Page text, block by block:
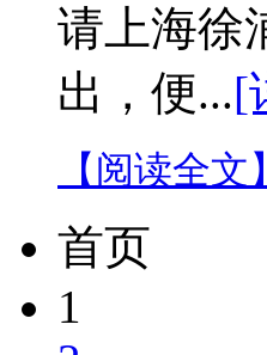
请上海徐
出，便...[
【阅读全文】
首页
1